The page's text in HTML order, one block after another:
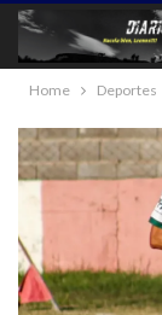
Home Deportes